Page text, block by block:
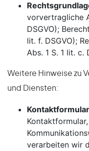
vorvertragliche
DSGVO);
lit. f. DSGVO);
Abs. 1 S. 1 lit. c.
Weitere Hinweise zu
und Diensten:
verarbeiten wir